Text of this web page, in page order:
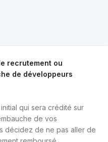
recrutement ou
de développeurs
qui sera crédité sur
de vos
décidez de ne pas aller de